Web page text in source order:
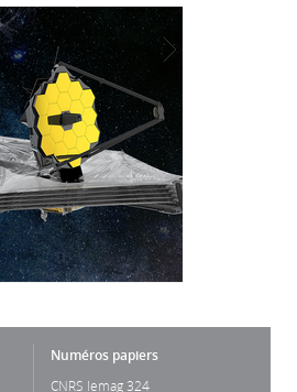
Numéros papiers
CNRS lemag 324